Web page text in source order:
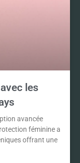
les
avancée
féminine a
offrant une